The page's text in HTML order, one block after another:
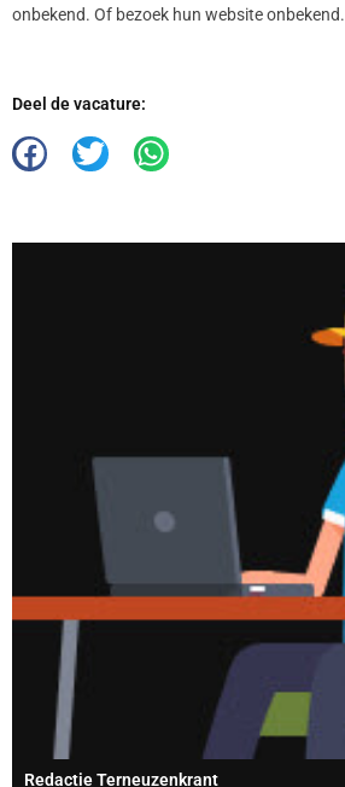
onbekend. Of bezoek hun website onbekend.
Deel de vacature:
Redactie Terneuzenkrant